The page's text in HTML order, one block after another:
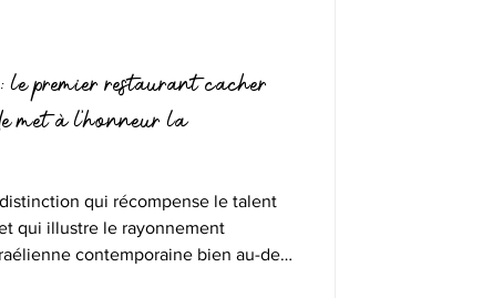
premier restaurant cacher
met à l'honneur la
qui récompense le talent
qui illustre le rayonnement
contemporaine bien au-delà